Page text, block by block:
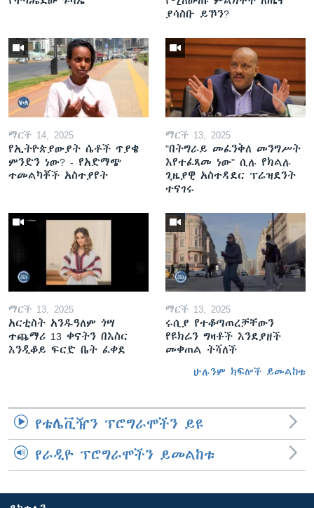
ያሳስቡ ይኾን?
ማርች 14, 2025
የኢትዮጵያውያት ሴቶች ጥያቄ
ምንድን ነው? - የአድማጭ
ተመልካቾች አስተያየት
ማርች 13, 2025
"በትግራይ መፈንቅለ መንግሥት
እየተፈጸመ ነው" ሲሉ የክልሉ
ጊዜያዊ አስተዳደር ፕሬዝደንት
ተናገሩ
ማርች 13, 2025
አርቲስት አንዱዓለም ጎሣ
ተጨማሪ 13 ቀናትን በእስር
እንዲቆይ ፍርድ ቤት ፈቀደ
ማርች 13, 2025
ሩሲያ የተቆጣጠረቻቸውን
የዩክሬን ግዛቶች እንደያዘች
መቀጠል ትሻለች
ሁሉንም ክፍሎች ይመልከቱ
የቴሌቪዥን ፕሮግራሞችን ይዩ
የራዲዮ ፕሮግራሞችን ይመልከቱ